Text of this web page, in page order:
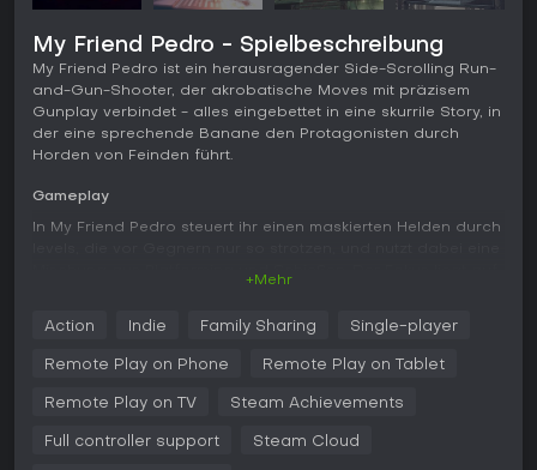
My Friend Pedro - Spielbeschreibung
My Friend Pedro ist ein herausragender Side-Scrolling Run-
and-Gun-Shooter, der akrobatische Moves mit präzisem
Gunplay verbindet - alles eingebettet in eine skurrile Story, in
der eine sprechende Banane den Protagonisten durch
Horden von Feinden führt.
Gameplay
In My Friend Pedro steuert ihr einen maskierten Helden durch
Highlight ist die Slow-Motion-Fähigkeit, mit der ihr euch in
der Luft dreht und mit beiden Händen unabhängig zielt -
durch Ricochets von Bratpfannen auf versteckte Feinde. Im
Eliminierungen und stylische Combos hochzuhalten, wobei
+Mehr
Action Indie Family Sharing Single-player
Remote Play on Phone Remote Play on Tablet
Remote Play on TV Steam Achievements
Full controller support Steam Cloud